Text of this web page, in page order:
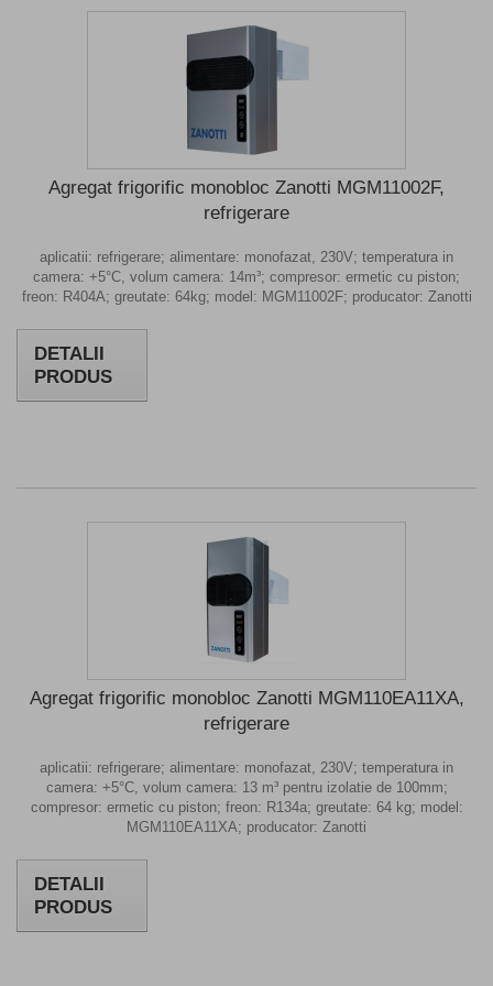
Agregat frigorific monobloc Zanotti MGM11002F,
refrigerare
aplicatii: refrigerare; alimentare: monofazat, 230V; temperatura in
camera: +5°C, volum camera: 14m³; compresor: ermetic cu piston;
freon: R404A; greutate: 64kg; model: MGM11002F; producator: Zanotti
DETALII
PRODUS
Agregat frigorific monobloc Zanotti MGM110EA11XA,
refrigerare
aplicatii: refrigerare; alimentare: monofazat, 230V; temperatura in
camera: +5°C, volum camera: 13 m³ pentru izolatie de 100mm;
compresor: ermetic cu piston; freon: R134a; greutate: 64 kg; model:
MGM110EA11XA; producator: Zanotti
DETALII
PRODUS